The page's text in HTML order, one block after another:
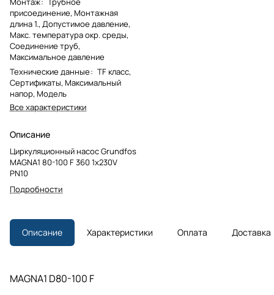
присоединение, Монтажная
длина 1., Допустимое давление,
Макс. температура окр. среды,
Соединение труб,
Максимальное давление
Технические данные: TF класс,
Сертификаты, Максимальный
напор, Модель
Все характеристики
Описание
Циркуляционный насос Grundfos
MAGNA1 80-100 F 360 1x230V
PN10
Подробности
Описание Характеристики Оплата Доставка
MAGNA1 D80-100 F